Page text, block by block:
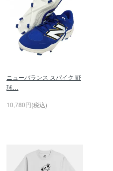
ニューバランス スパイク 野
球…
10,780円(税込)